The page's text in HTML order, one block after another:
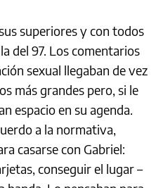
superiores y con todos
del 97. Los comentarios
sexual llegaban de vez
más grandes pero, si le
espacio en su agenda.
a la normativa,
casarse con Gabriel:
conseguir el lugar –